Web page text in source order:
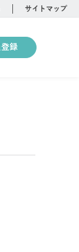
サイトマップ
録